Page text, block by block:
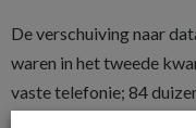
De verschuiving naar
waren in het tweede
vaste telefonie; 84